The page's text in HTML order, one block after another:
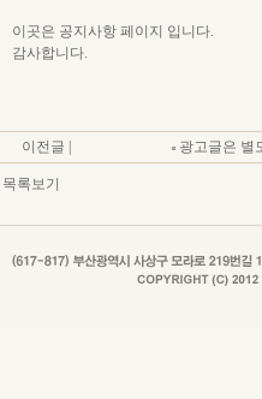
이곳은 공지사항 페이지 입니다.
감사합니다.
이전글 | 광고글은 별
목록보기